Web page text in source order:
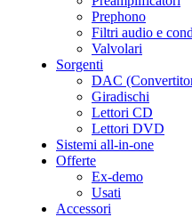
Prephono
Filtri audio e
Valvolari
Sorgenti
DAC
Giradischi
Lettori CD
Lettori DVD
Sistemi all-in-one
Offerte
Ex-demo
Usati
Accessori